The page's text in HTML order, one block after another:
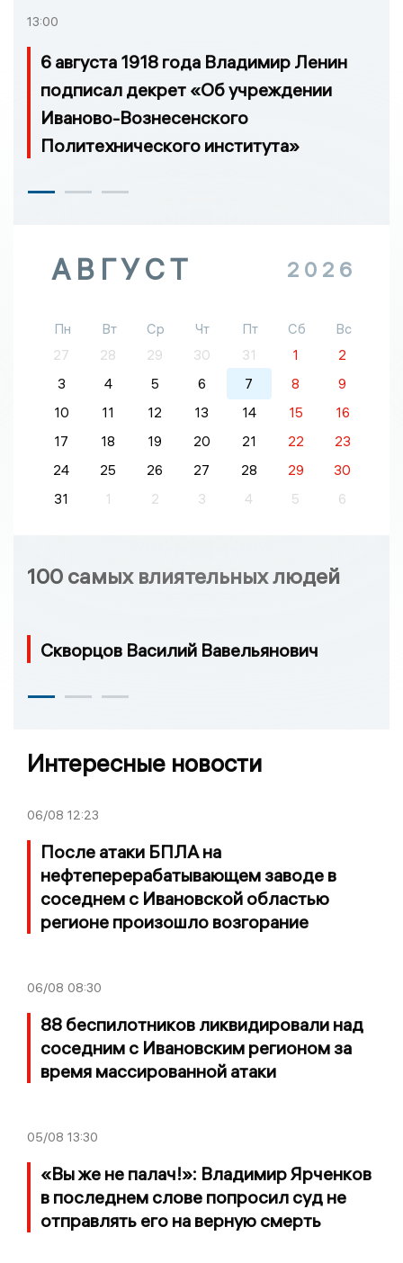
13:00
6 августа 1918 года Владимир Ленин
подписал декрет «Об учреждении
Иваново-Вознесенского
Политехнического института»
АВГУСТ 2026
Пн Вт Ср Чт Пт Сб
Вс
27
28 29 30 31 1
2
3
4 5 6 7 8
9
10
11 12 13 14 15
16
17
18 19 20 21 22
23
24
25 26 27 28 29
30
31
1 2 3 4 5 6
100 самых влиятельных людей
Скворцов Василий Вавельянович
Интересные новости
06/08 12:23
После атаки БПЛА на
нефтеперерабатывающем заводе в
соседнем с Ивановской областью
регионе произошло возгорание
06/08 08:30
88 беспилотников ликвидировали над
соседним с Ивановским регионом за
время массированной атаки
05/08 13:30
«Вы же не палач!»: Владимир Ярченков
в последнем слове попросил суд не
отправлять его на верную смерть